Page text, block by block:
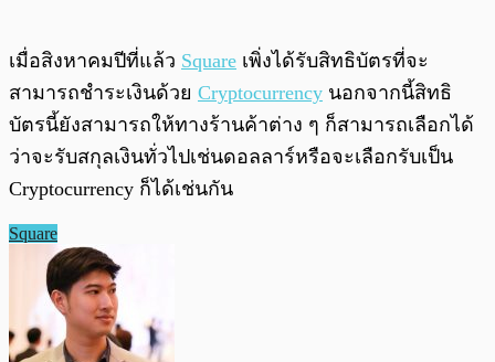
เมื่อสิงหาคมปีที่แล้ว Square เพิ่งได้รับสิทธิบัตรที่จะ
สามารถชำระเงินด้วย Cryptocurrency นอกจากนี้สิทธิ
บัตรนี้ยังสามารถให้ทางร้านค้าต่าง ๆ ก็สามารถเลือกได้
ว่าจะรับสกุลเงินทั่วไปเช่นดอลลาร์หรือจะเลือกรับเป็น
Cryptocurrency ก็ได้เช่นกัน
Square